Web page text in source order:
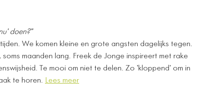
doen?"
We komen kleine en grote angsten dagelijks tegen.
soms maanden lang. Freek de Jonge inspireert met rake
Te mooi om niet te delen. Zo 'kloppend' om in
te horen. Lees meer